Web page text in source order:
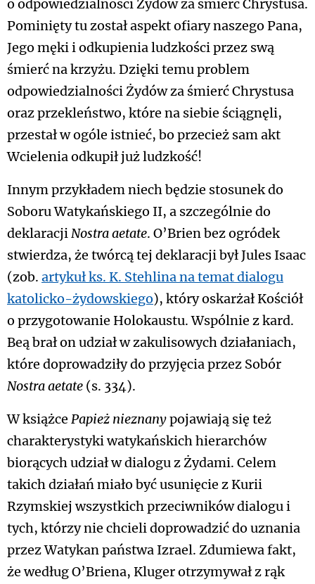
o odpowiedzialności Żydów za śmierć Chrystusa.
Pominięty tu został aspekt ofiary naszego Pana,
Jego męki i odkupienia ludzkości przez swą
śmierć na krzyżu. Dzięki temu problem
odpowiedzialności Żydów za śmierć Chrystusa
oraz przekleństwo, które na siebie ściągnęli,
przestał w ogóle istnieć, bo przecież sam akt
Wcielenia odkupił już ludzkość!
Innym przykładem niech będzie stosunek do
Soboru Watykańskiego II, a szczególnie do
deklaracjiNostra aetate. O’Brien bez ogródek
stwierdza, że twórcą tej deklaracji był Jules Isaac
(zob. artykuł ks. K. Stehlina na temat dialogu
katolicko-żydowskiego), który oskarżał Kościół
o przygotowanie Holokaustu. Wspólnie z kard.
Beą brał on udział w zakulisowych działaniach,
które doprowadziły do przyjęcia przez Sobór
Nostra aetate (s. 334).
W książce Papież nieznanypojawiają się też
charakterystyki watykańskich hierarchów
biorących udział w dialogu z Żydami. Celem
takich działań miało być usunięcie z Kurii
Rzymskiej wszystkich przeciwników dialogu i
tych, którzy nie chcieli doprowadzić do uznania
przez Watykan państwa Izrael. Zdumiewa fakt,
że według O’Briena, Kluger otrzymywał z rąk